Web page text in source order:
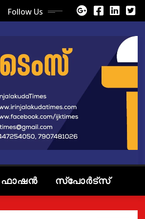
Follow Us
ഫാഷൻ സ്പോർട്സ്